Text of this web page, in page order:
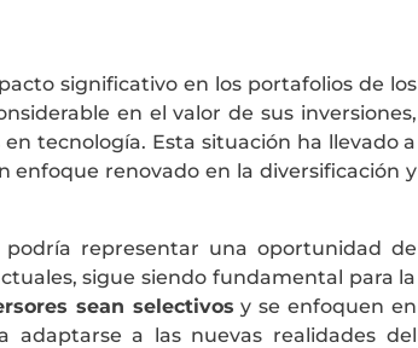
significativo en los portafolios de los
en el valor de sus inversiones,
tecnología. Esta situación ha llevado a
enfoque renovado en la diversificación y
representar una oportunidad de
sigue siendo fundamental para la
sean selectivos y se enfoquen en
adaptarse a las nuevas realidades del